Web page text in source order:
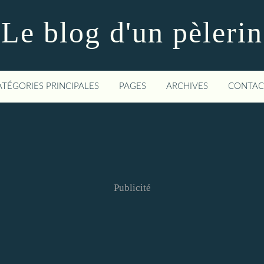
Le blog d'un pèlerin
PRINCIPALES PAGES ARCHIVES
Publicité